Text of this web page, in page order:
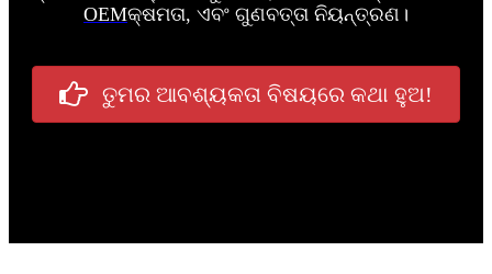
OEMକ୍ଷମତା, ଏବଂ ଗୁଣବତ୍ତା ନିୟନ୍ତ୍ରଣ।
ତୁମର ଆବଶ୍ୟକତା ବିଷୟରେ କଥା ହୁଅ!